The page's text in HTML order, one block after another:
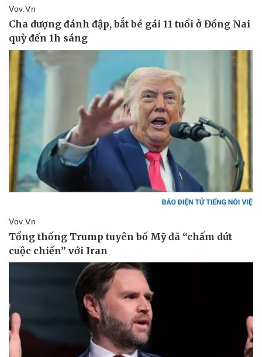
Bất động sản
Khởi nghiệp
Tiêu dùng
Tỷ giá